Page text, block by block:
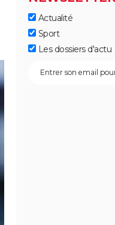
Actualité
Sport
Les dossiers d'actu